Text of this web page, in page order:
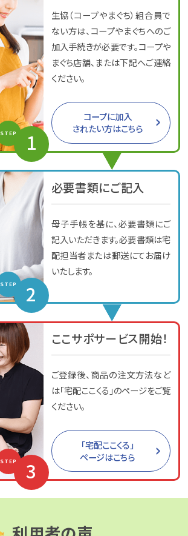
生協（コープやまぐち）組合員で
ない方は、コープやまぐちへのご
加入手続きが必要です。コープや
まぐち店舗、または下記へご連絡
ください。
コープに加入
されたい方はこちら
STEP 1
必要書類にご記入
母子手帳を基に、必要書類にご
記入いただきます。必要書類は宅
配担当者または郵送にてお届け
いたします。
STEP 2
ここサポサービス開始！
ご登録後、商品の注文方法など
は「宅配ここくる」のページをご覧
ください。
「宅配ここくる」
ページはこちら
STEP 3